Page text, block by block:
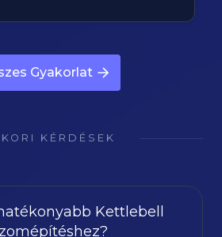
Gyakorlat
KÉRDÉSEK
Kettlebell